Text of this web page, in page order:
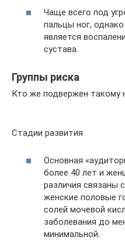
Чаще всего под
пальцы ног,
является
сустава.
Группы риска
Кто же подвержен такому
Стадии развития
Основная
более 40 лет и
различия связаны
женские половые
солей мочевой
заболевания до
минимальной.